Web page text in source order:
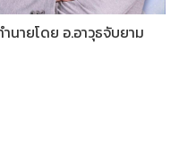
นายโดย อ.อาวุธจับยาม